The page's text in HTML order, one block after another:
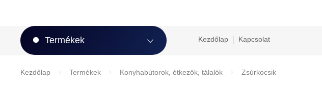
Termékek Kezdőlap Kapcsolat
Kezdőlap Termékek Konyhabútorok, étkezők, tálalók Zsúrkocsik